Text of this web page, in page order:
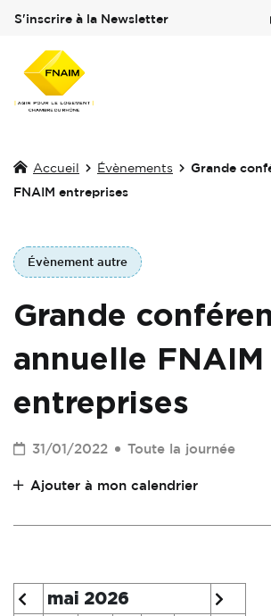
S'inscrire à la Newsletter
Accueil Évènements
Grande
FNAIM entreprises
Évènement autre
Grande
annuelle FNAIM
entreprises
31/01/2022 Toute la journée
Ajouter à mon calendrier
mai 2026